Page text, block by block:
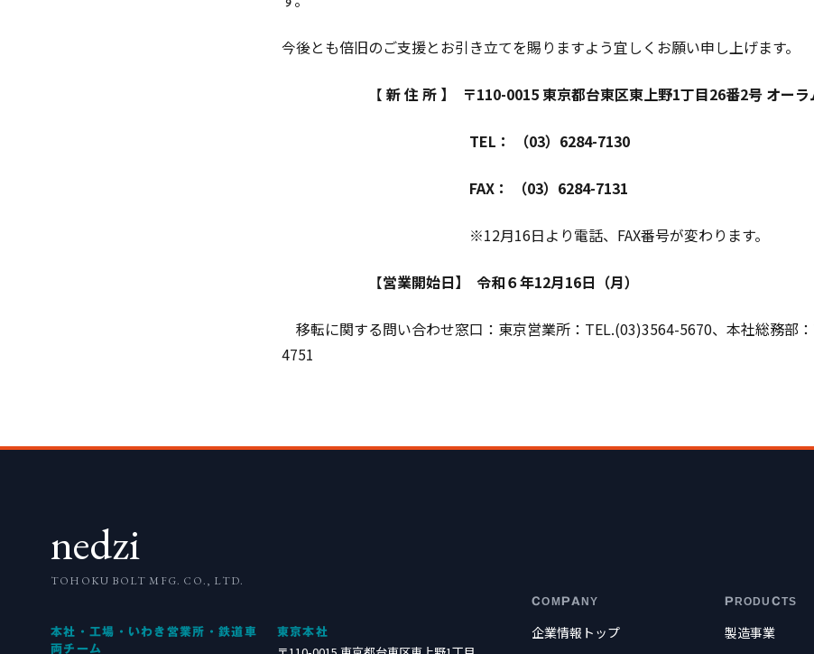
今後とも倍旧のご支援とお引き立てを賜りますよう宜しくお願い申し上げます。
【 新 住 所 】 〒110-0015 東京都台東区東上野1丁目26番2号 オー
TEL： （03）6284-7130
FAX： （03）6284-7131
※12月16日より電話、FAX番号が変わります。
【営業開始日】 令和６年12月16日（月）
移転に関する問い合わせ窓口：東京営業所：TEL.(03)3564-5670、本社総務部
4751
nedzi
TOHOKU BOLT MFG. CO., LTD.
COMPANY PRODUCTS
本社・工場・いわき営業所・鉄道車
両チーム
東京本社
企業情報トップ
製造事業